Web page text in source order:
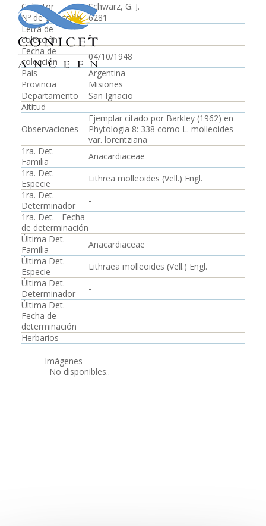
Colector
Schwarz, G. J.
Nº de colección
6281
Letra de
colección
-
Fecha de
colección
04/10/1948
País
Argentina
Provincia
Misiones
Departamento
San Ignacio
Altitud
Observaciones
Ejemplar citado por Barkley (1962) en
Phytologia 8: 338 como L. molleoides
var. lorentziana
1ra. Det. -
Familia
Anacardiaceae
1ra. Det. -
Especie
Lithrea molleoides (Vell.) Engl.
1ra. Det. -
Determinador
-
1ra. Det. - Fecha
de determinación
Última Det. -
Familia
Anacardiaceae
Última Det. -
Especie
Lithraea molleoides (Vell.) Engl.
Última Det. -
Determinador
-
Última Det. -
Fecha de
determinación
Herbarios
Imágenes
No disponibles..